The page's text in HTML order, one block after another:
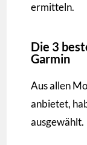
ermitteln.
Die 3
Garmin
Aus allen
anbietet,
ausgewählt.